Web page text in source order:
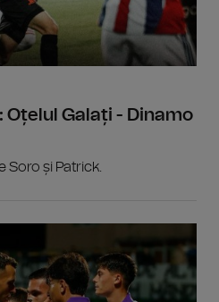
Oțelul Galați - Dinamo
Soro și Patrick.